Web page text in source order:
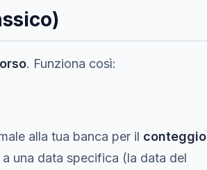
. Funziona così:
alla tua banca per il conteggio
una data specifica (la data del